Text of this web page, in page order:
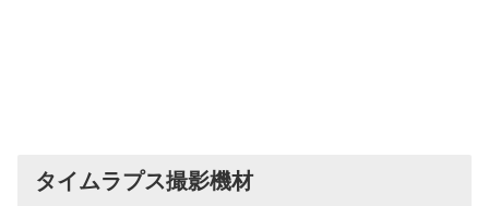
タイムラプス撮影機材